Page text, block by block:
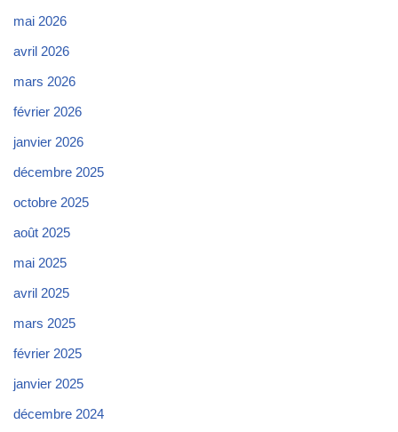
mai 2026
avril 2026
mars 2026
février 2026
janvier 2026
décembre 2025
octobre 2025
août 2025
mai 2025
avril 2025
mars 2025
février 2025
janvier 2025
décembre 2024